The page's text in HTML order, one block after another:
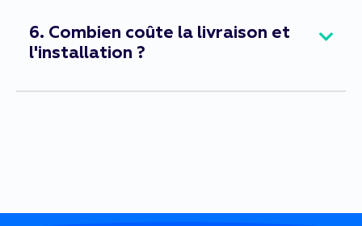
6. Combien coûte la livraison et
l'installation ?